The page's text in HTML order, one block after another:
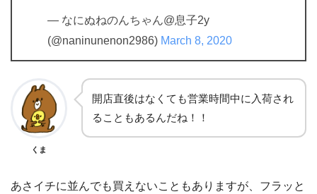
— なにぬねのんちゃん@息子2y
(@naninunenon2986) March 8, 2020
くま
開店直後はなくても営業時間中に入荷され
ることもあるんだね！！
あさイチに並んでも買えないこともありますが、フラッと